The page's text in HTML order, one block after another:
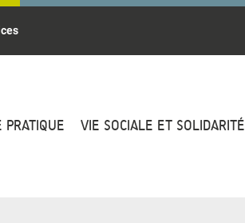
PRATIQUE VIE SOCIALE ET SOLIDARITÉ